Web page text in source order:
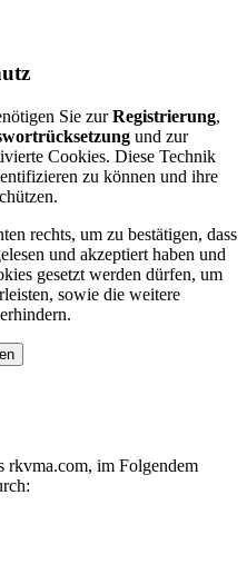
Sie zurRegistrierung,
und zur
Cookies. Diese Technik
zu können und ihre
rechts, um zu bestätigen, dass
und akzeptiert haben und
gesetzt werden dürfen, um
sowie die weitere
rkvma.com, im Folgendem